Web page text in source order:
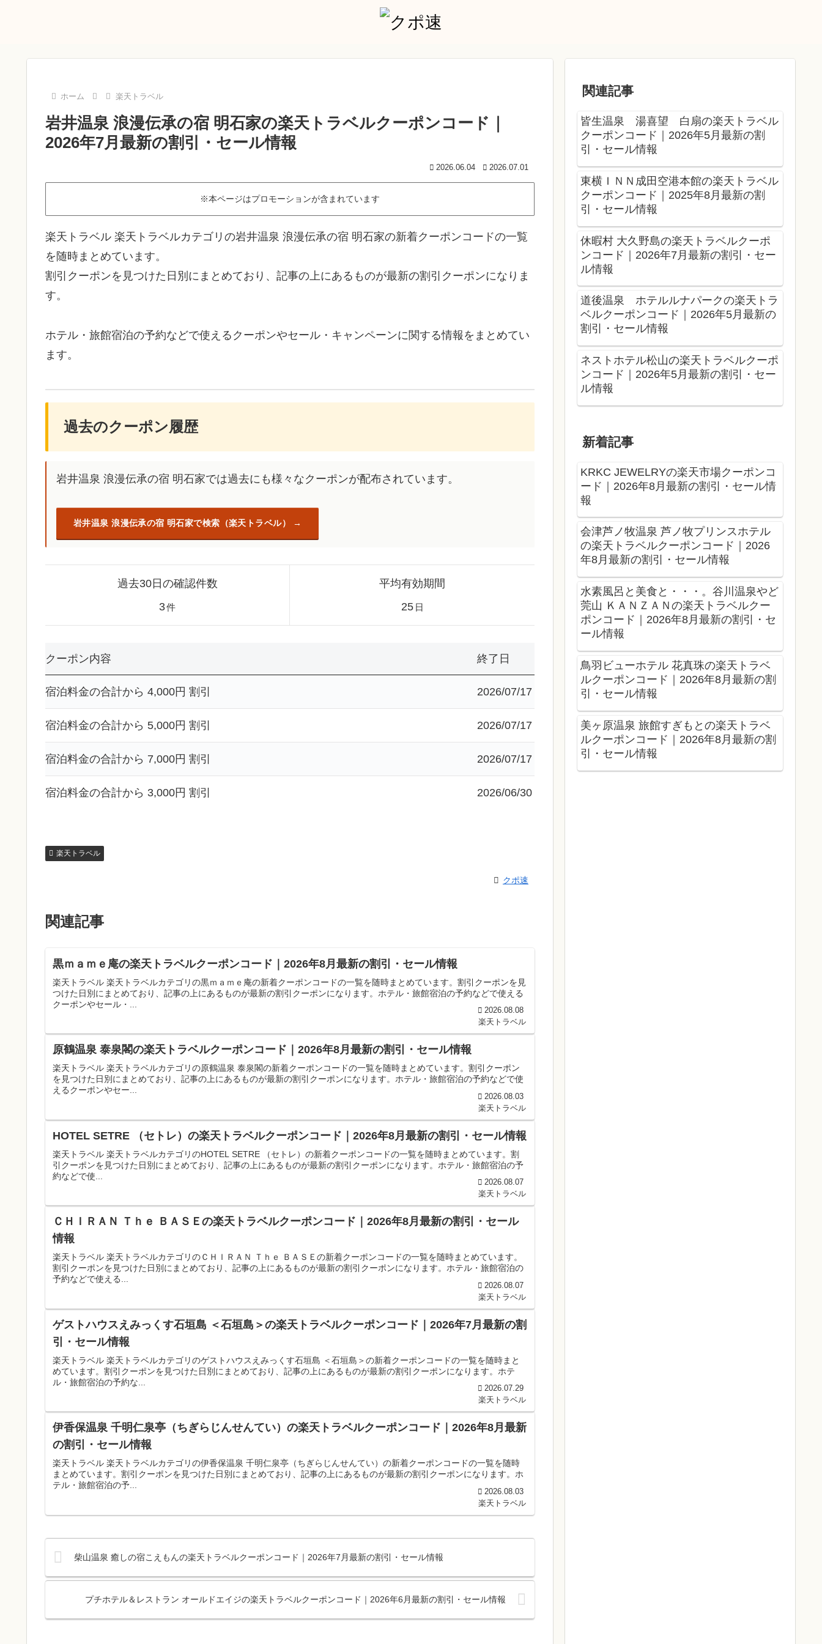
ホーム 楽天トラベル
岩井温泉 浪漫伝承の宿 明石家の楽天トラベルクーポンコード｜
2026年7月最新の割引・セール情報
2026.06.04 2026.07.01
※本ページはプロモーションが含まれています
楽天トラベル 楽天トラベルカテゴリの岩井温泉 浪漫伝承の宿 明石家の新着クーポンコードの一覧
を随時まとめています。
割引クーポンを見つけた日別にまとめており、記事の上にあるものが最新の割引クーポンになりま
す。
ホテル・旅館宿泊の予約などで使えるクーポンやセール・キャンペーンに関する情報をまとめてい
ます。
過去のクーポン履歴
岩井温泉 浪漫伝承の宿 明石家では過去にも様々なクーポンが配布されています。
岩井温泉 浪漫伝承の宿 明石家で検索（楽天トラベル）
過去30日の確認件数
3件
平均有効期間
25 日
クーポン内容 終了日
宿泊料金の合計から 4,000円 割引 2026/07/17
宿泊料金の合計から 5,000円 割引 2026/07/17
宿泊料金の合計から 7,000円 割引 2026/07/17
宿泊料金の合計から 3,000円 割引 2026/06/30
楽天トラベル
クポ速
関連記事
黒ｍａｍｅ庵の楽天トラベルクーポンコード｜2026年8月最新の割引・セール情報
楽天トラベル 楽天トラベルカテゴリの黒ｍａｍｅ庵の新着クーポンコードの一覧を随時まとめています。割引クーポンを見
つけた日別にまとめており、記事の上にあるものが最新の割引クーポンになります。ホテル・旅館宿泊の予約などで使える
クーポンやセール・...
2026.08.08
楽天トラベル
原鶴温泉 泰泉閣の楽天トラベルクーポンコード｜2026年8月最新の割引・セール情報
楽天トラベル 楽天トラベルカテゴリの原鶴温泉 泰泉閣の新着クーポンコードの一覧を随時まとめています。割引クーポン
を見つけた日別にまとめており、記事の上にあるものが最新の割引クーポンになります。ホテル・旅館宿泊の予約などで使
えるクーポンやセー...
2026.08.03
楽天トラベル
HOTEL SETRE （セトレ）の楽天トラベルクーポンコード｜2026年8月最新の割引・セール情報
楽天トラベル 楽天トラベルカテゴリのHOTEL SETRE （セトレ）の新着クーポンコードの一覧を随時まとめています。割
引クーポンを見つけた日別にまとめており、記事の上にあるものが最新の割引クーポンになります。ホテル・旅館宿泊の予
約などで使...
2026.08.07
楽天トラベル
ＣＨＩＲＡＮ Ｔｈｅ ＢＡＳＥの楽天トラベルクーポンコード｜2026年8月最新の割引・セール
情報
楽天トラベル 楽天トラベルカテゴリのＣＨＩＲＡＮ Ｔｈｅ ＢＡＳＥの新着クーポンコードの一覧を随時まとめています。
割引クーポンを見つけた日別にまとめており、記事の上にあるものが最新の割引クーポンになります。ホテル・旅館宿泊の
予約などで使える...
2026.08.07
楽天トラベル
ゲストハウスえみっくす石垣島 ＜石垣島＞の楽天トラベルクーポンコード｜2026年7月最新の割
引・セール情報
楽天トラベル 楽天トラベルカテゴリのゲストハウスえみっくす石垣島 ＜石垣島＞の新着クーポンコードの一覧を随時まと
めています。割引クーポンを見つけた日別にまとめており、記事の上にあるものが最新の割引クーポンになります。ホテ
ル・旅館宿泊の予約な...
2026.07.29
楽天トラベル
伊香保温泉 千明仁泉亭（ちぎらじんせんてい）の楽天トラベルクーポンコード｜2026年8月最新
の割引・セール情報
楽天トラベル 楽天トラベルカテゴリの伊香保温泉 千明仁泉亭（ちぎらじんせんてい）の新着クーポンコードの一覧を随時
まとめています。割引クーポンを見つけた日別にまとめており、記事の上にあるものが最新の割引クーポンになります。ホ
テル・旅館宿泊の予...
2026.08.03
楽天トラベル
柴山温泉 癒しの宿こえもんの楽天トラベルクーポンコード｜2026年7月最新の割引・セール情報
プチホテル＆レストラン オールドエイジの楽天トラベルクーポンコード｜2026年6月最新の割引・セール情報
関連記事
皆生温泉 湯喜望 白扇の楽天トラベル
クーポンコード｜2026年5月最新の割
引・セール情報
東横ＩＮＮ成田空港本館の楽天トラベル
クーポンコード｜2025年8月最新の割
引・セール情報
休暇村 大久野島の楽天トラベルクーポ
ンコード｜2026年7月最新の割引・セー
ル情報
道後温泉 ホテルルナパークの楽天トラ
ベルクーポンコード｜2026年5月最新の
割引・セール情報
ネストホテル松山の楽天トラベルクーポ
ンコード｜2026年5月最新の割引・セー
ル情報
新着記事
KRKC JEWELRYの楽天市場クーポンコ
ード｜2026年8月最新の割引・セール情
報
会津芦ノ牧温泉 芦ノ牧プリンスホテル
の楽天トラベルクーポンコード｜2026
年8月最新の割引・セール情報
水素風呂と美食と・・・。谷川温泉やど
莞山 ＫＡＮＺＡＮの楽天トラベルクー
ポンコード｜2026年8月最新の割引・セ
ール情報
鳥羽ビューホテル 花真珠の楽天トラベ
ルクーポンコード｜2026年8月最新の割
引・セール情報
美ヶ原温泉 旅館すぎもとの楽天トラベ
ルクーポンコード｜2026年8月最新の割
引・セール情報